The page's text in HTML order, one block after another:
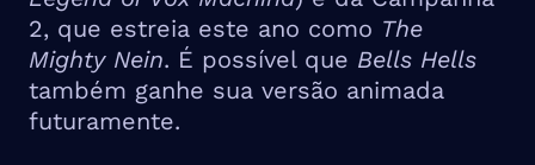
2, que estreia este ano como The
Mighty Nein. É possível que Bells Hells
também ganhe sua versão animada
futuramente.